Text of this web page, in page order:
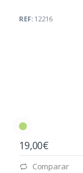
REF:12216
19,00€
Comparar